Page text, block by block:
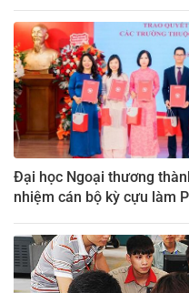
Đại học Ngoại thương
nhiệm cán bộ kỳ cựu làm